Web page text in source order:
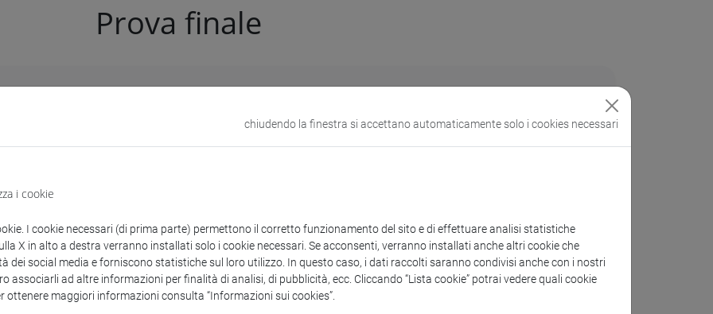
Prova finale
Procedura di Ateneo
della domanda di laurea
100 europer la sessione straordinaria.
chiudendo la finestra si accettano automaticamente solo i cookies necessari
i cookie
I cookie necessari (di prima parte) permettono il corretto funzionamento del sito e di effettuare analisi statistiche
X in alto a destra verranno installati solo i cookie necessari. Se acconsenti, verranno installati anche altri cookie che
dei social media e forniscono statistiche sul loro utilizzo. In questo caso, i dati raccolti saranno condivisi anche con i nostri
associarli ad altre informazioni per finalità di analisi, di pubblicità, ecc. Cliccando “Lista cookie” potrai vedere quali cookie
ottenere maggiori informazioni consulta “Informazioni sui cookies”.